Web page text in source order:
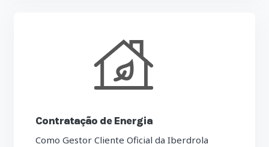
Contratação de Energia
Como Gestor Cliente Oficial da Iberdrola